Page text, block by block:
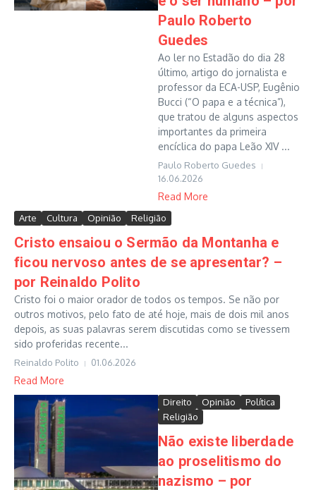
Paulo Roberto
Guedes
Ao ler no Estadão do dia 28
último, artigo do jornalista e
professor da ECA-USP, Eugênio
Bucci (“O papa e a técnica”),
que tratou de alguns aspectos
importantes da primeira
encíclica do papa Leão XIV ...
Paulo Roberto Guedes
16.06.2026
Read More
Arte Cultura Opinião Religião
Cristo ensaiou o Sermão da Montanha e
ficou nervoso antes de se apresentar? –
por Reinaldo Polito
Cristo foi o maior orador de todos os tempos. Se não por
outros motivos, pelo fato de até hoje, mais de dois mil anos
depois, as suas palavras serem discutidas como se tivessem
sido proferidas recente...
Reinaldo Polito 01.06.2026
Read More
Direito Opinião
Política
Religião
Não existe liberdade
ao proselitismo do
nazismo – por